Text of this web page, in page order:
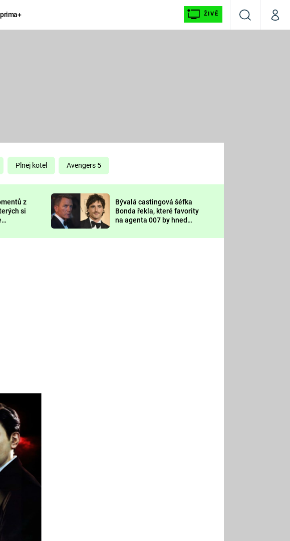
ŽIVĚ
VyhledáváníMůj
KOMEDIE
CHUCK
NORRIS
DEADPOOL
Prima LAJK
Sledujte nás
Plnej kotel Avengers 5
z
si
Bývalá castingová šéfka
Bonda řekla, které favority
na agenta 007 by hned